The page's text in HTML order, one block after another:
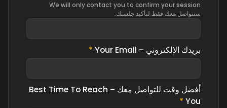
We will only contact you to confirm your session
سنتواصل معك فقط لتأكيد جلستك.
بريدك الإلكتروني – Your Email *
أفضل وقت للتواصل معك – Best Time To Reach
You
*